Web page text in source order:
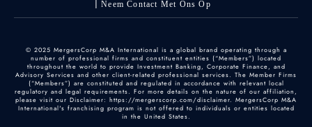
Neem Contact Met Ons Op
© 2025 MergersCorp M&A International is a global brand operating through a
number of professional firms and constituent entities (“Members”) located
throughout the world to provide Investment Banking, Corporate Finance, and
Advisory Services and other client-related professional services. The Member Firms
(“Members”) are constituted and regulated in accordance with relevant local
regulatory and legal requirements. For more details on the nature of our affiliation,
please visit our Disclaimer: https://mergerscorp.com/disclaimer. MergersCorp M&A
International's franchising program is not offered to individuals or entities located
in the United States.